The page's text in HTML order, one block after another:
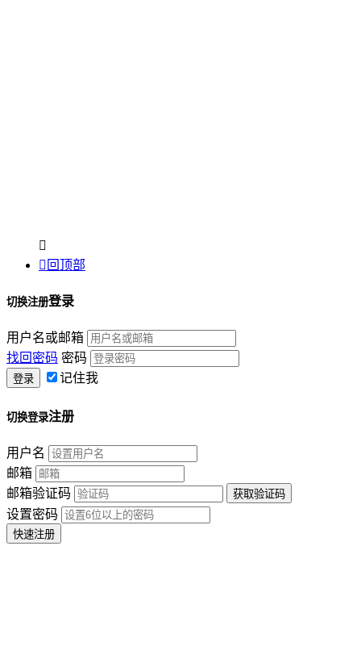

 回顶部
切换注册登录
用户名或邮箱
找回密码 密码
记住我
切换登录注册
用户名
邮箱
邮箱验证码
设置密码